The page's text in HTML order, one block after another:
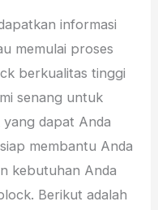
informasi
memulai proses
berkualitas tinggi
senang untuk
dapat Anda
membantu Anda
kebutuhan Anda
Berikut adalah